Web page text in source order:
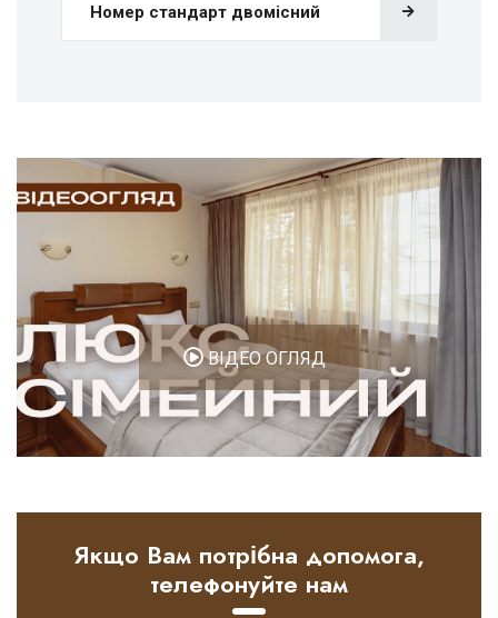
Номер стандарт двомісний
ВІДЕО ОГЛЯД
Якщо Вам потрібна допомога,
телефонуйте нам